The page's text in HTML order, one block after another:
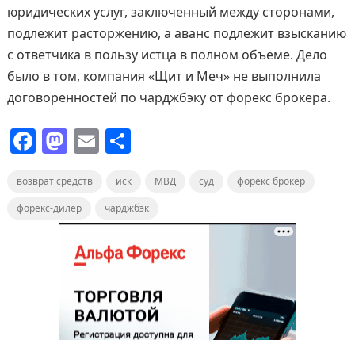
юридических услуг, заключенный между сторонами,
подлежит расторжению, а аванс подлежит взысканию
с ответчика в пользу истца в полном объеме. Дело
было в том, компания «Щит и Меч» не выполнила
договоренностей по чарджбэку от форекс брокера.
F
a
c
e
M
a
st
o
d
o
n
E
m
ai
l
О
п
р
а
в
и
т
возврат средств иск МВД суд
форекс брокер
форекс-дилер
чарджбэк